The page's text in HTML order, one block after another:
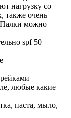
нагрузку со
также очень
Палки можно
spf 50
любые какие
паста, мыло,